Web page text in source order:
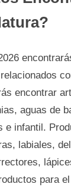
encontrar
aguas de
e infantil.
labiales,
para